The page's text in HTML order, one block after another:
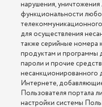
нарушения, уничтожения
функциональности
для осуществления
также серийные номера
продуктам и программы
пароли и прочие
несанкционированного
Интернете,
Пользователя портала
настройки системы